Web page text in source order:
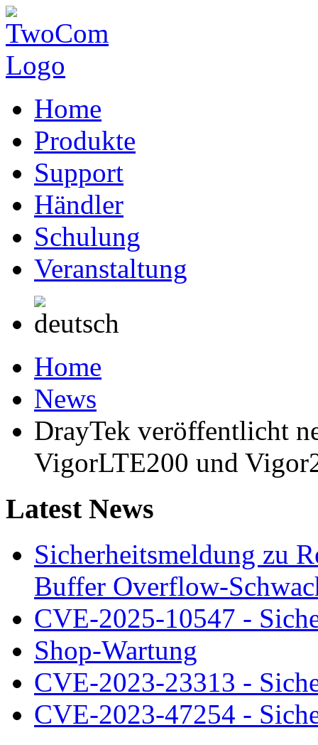
Home
Produkte
Support
Händler
Schulung
Veranstaltung
Home
News
DrayTek veröffentlicht
VigorLTE200 und
Latest News
Sicherheitsmeldung zu
Buffer Overflow-
CVE-2025-10547 -
Shop-Wartung
CVE-2023-23313 -
CVE-2023-47254 -